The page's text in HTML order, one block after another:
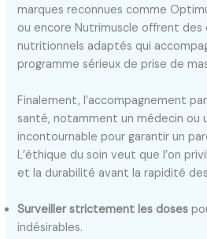
marques reconnues comme
ou encore Nutrimuscle offrent des
nutritionnels adaptés qui
programme sérieux de prise de
Finalement, l’accompagnement
santé, notamment un médecin ou
incontournable pour garantir un
L’éthique du soin veut que l’on
et la durabilité avant la rapidité
Surveiller strictement les doses
indésirables.